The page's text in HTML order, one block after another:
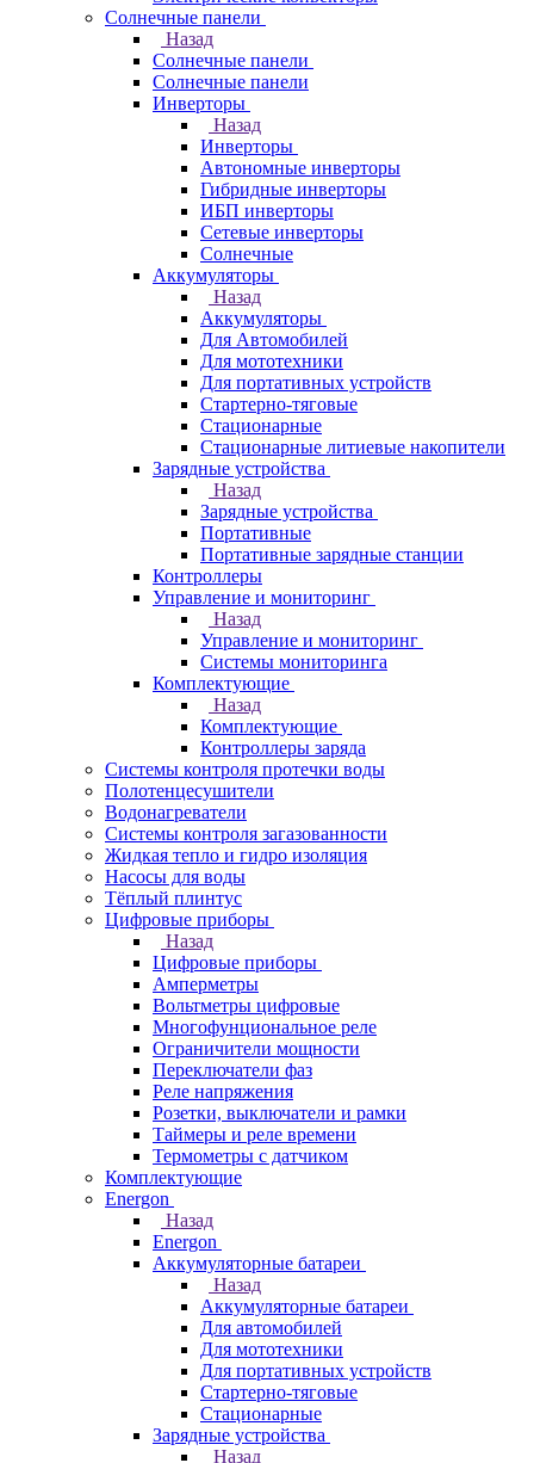
Солнечные панели
Назад
Солнечные панели
Солнечные панели
Инверторы
Назад
Инверторы
Автономные инверторы
Гибридные инверторы
ИБП инверторы
Сетевые инверторы
Солнечные
Аккумуляторы
Назад
Аккумуляторы
Для Автомобилей
Для мототехники
Для портативных устройств
Стартерно-тяговые
Стационарные
Стационарные литиевые накопители
Зарядные устройства
Назад
Зарядные устройства
Портативные
Портативные зарядные станции
Контроллеры
Управление и мониторинг
Назад
Управление и мониторинг
Системы мониторинга
Комплектующие
Назад
Комплектующие
Контроллеры заряда
Системы контроля протечки воды
Полотенцесушители
Водонагреватели
Системы контроля загазованности
Жидкая тепло и гидро изоляция
Насосы для воды
Тёплый плинтус
Цифровые приборы
Назад
Цифровые приборы
Амперметры
Вольтметры цифровые
Многофунциональное реле
Ограничители мощности
Переключатели фаз
Реле напряжения
Розетки, выключатели и рамки
Таймеры и реле времени
Термометры c датчиком
Комплектующие
Energon
Назад
Energon
Аккумуляторные батареи
Назад
Аккумуляторные батареи
Для автомобилей
Для мототехники
Для портативных устройств
Стартерно-тяговые
Стационарные
Зарядные устройства
Назад